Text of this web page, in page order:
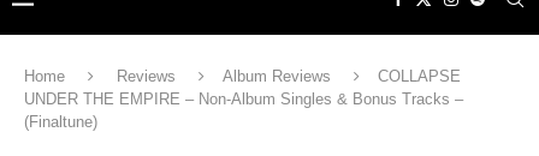
Home Reviews Album Reviews
COLLAPSE
UNDER THE EMPIRE – Non-Album Singles & Bonus Tracks –
(Finaltune)